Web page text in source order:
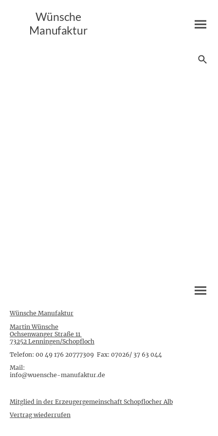
Wünsche
Manufaktur
Wünsche Manufaktur
Martin Wünsche
Ochsenwanger Straße 11
73252 Lenningen/Schopfloch
Telefon: 00 49 176 20777309 Fax: 07026/ 37 63 044
Mail:
info@wuensche-manufaktur.de
Mitglied in der Erzeugergemeinschaft Schopflocher Alb
Vertrag wiederrufen